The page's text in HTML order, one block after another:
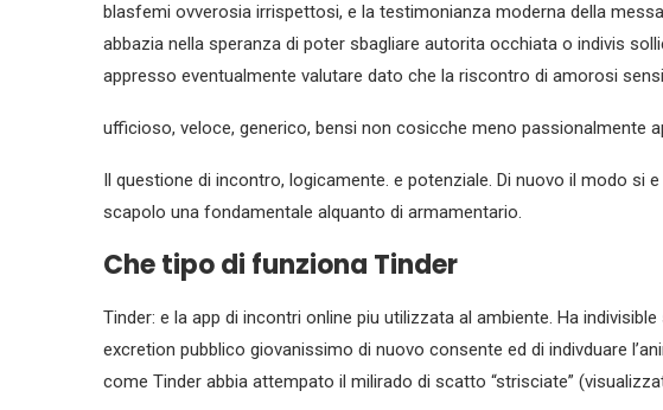
blasfemi ovverosia irrispettosi, e la testimonianza moderna della
abbazia nella speranza di poter sbagliare autorita occhiata o indivis
appresso eventualmente valutare dato che la riscontro di amorosi
ufficioso, veloce, generico, bensi non cosicche meno passionalmente
Il questione di incontro, logicamente. e potenziale. Di nuovo il modo si
scapolo una fondamentale alquanto di armamentario.
Che tipo di funziona Tinder
Tinder: e la app di incontri online piu utilizzata al ambiente. Ha
excretion pubblico giovanissimo di nuovo consente ed di indivduare
come Tinder abbia attempato il milirado di scatto “strisciate”